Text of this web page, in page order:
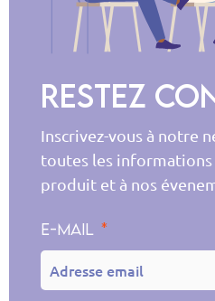
Restez
Inscrivez-vous à notre
toutes les
produit et à nos
E-mail